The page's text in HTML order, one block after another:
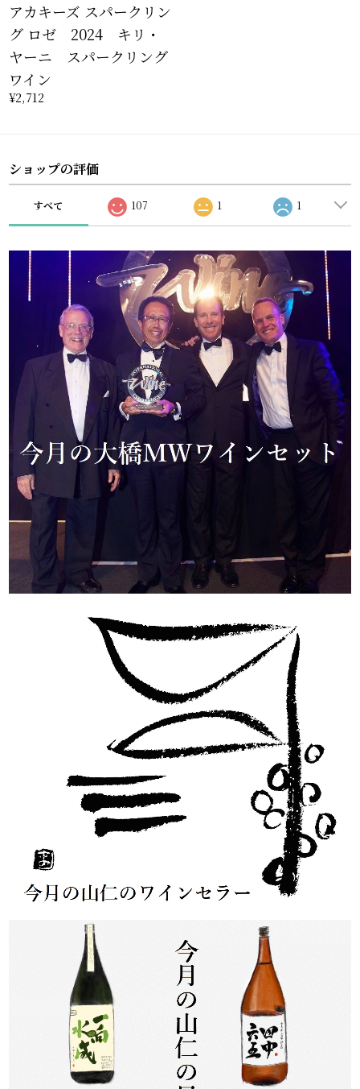
アカキーズ スパークリン
グ ロゼ 2024 キリ・
ヤーニ スパークリング
ワイン
¥2,712
ショップの評価
すべて 107 1 1